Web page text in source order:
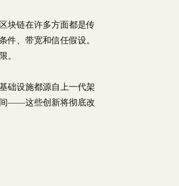
块链在许多方面都是传
、带宽和信任假设。
。
础设施都源自上一代架
——这些创新将彻底改